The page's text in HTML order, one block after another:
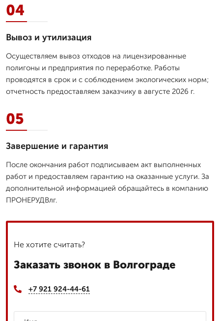
04
Вывоз и утилизация
Осуществляем вывоз отходов на лицензированные
полигоны и предприятия по переработке. Работы
проводятся в срок и с соблюдением экологических норм;
отчетность предоставляем заказчику в августе 2026 г.
05
Завершение и гарантия
После окончания работ подписываем акт выполненных
работ и предоставляем гарантию на оказанные услуги. За
дополнительной информацией обращайтесь в компанию
ПРОНЕРУДВлг.
Не хотите считать?
Заказать звонок в Волгограде
+7 921 924-44-61